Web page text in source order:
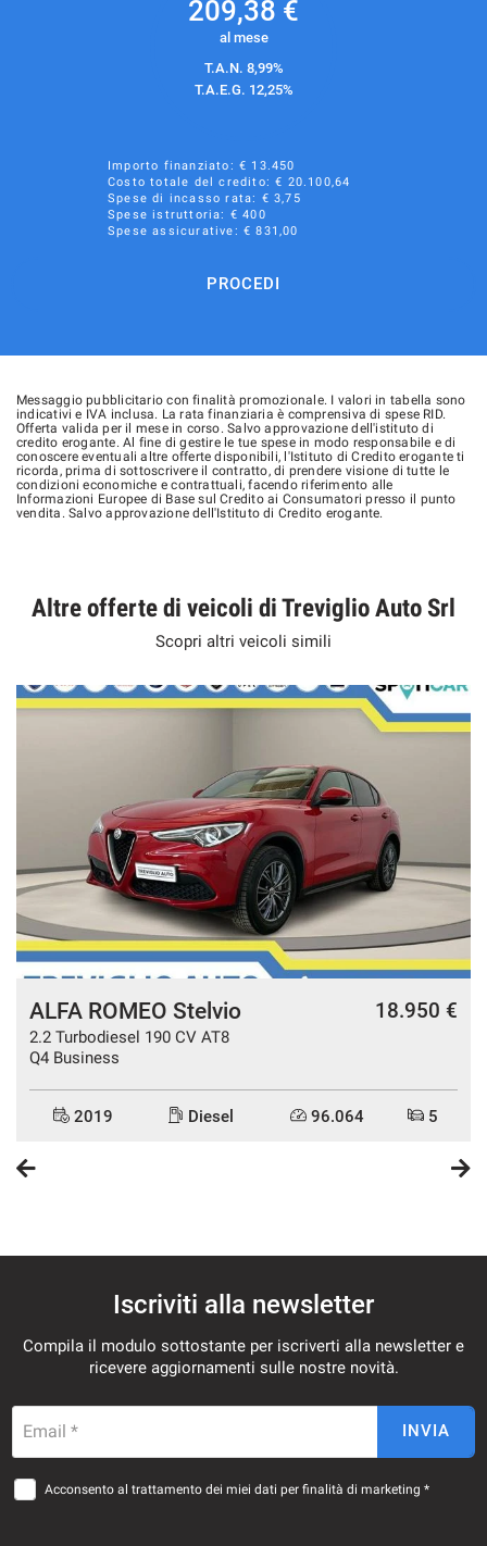
Telecamera per parcheggio assistito
Volante in pelle
Volante multifunzione
209,38 €
al mese
T.A.N. 8,99%
T.A.E.G. 12,25%
Importo finanziato: € 13.450
Costo totale del credito: € 20.100,64
Spese di incasso rata: € 3,75
Spese istruttoria: € 400
Spese assicurative: €831,00
PROCEDI
Messaggio pubblicitario con finalità promozionale. I valori in tabella sono
indicativi e IVA inclusa. La rata finanziaria è comprensiva di spese RID.
Offerta valida per il mese in corso. Salvo approvazione dell'istituto di
credito erogante. Al fine di gestire le tue spese in modo responsabile e di
conoscere eventuali altre offerte disponibili, l'Istituto di Credito erogante ti
ricorda, prima di sottoscrivere il contratto, di prendere visione di tutte le
condizioni economiche e contrattuali, facendo riferimento alle
Informazioni Europee di Base sul Credito ai Consumatori presso il punto
vendita. Salvo approvazione dell'Istituto di Credito erogante.
Altre offerte di veicoli di Treviglio Auto Srl
Scopri altri veicoli simili
ALFA ROMEO Stelvio
2.2 Turbodiesel 190 CV AT8
Q4 Business
18.950 €
2019 Diesel 96.064 5
Iscriviti alla newsletter
Compila il modulo sottostante per iscriverti alla newsletter e
ricevere aggiornamenti sulle nostre novità.
Email * INVIA
Acconsento al trattamento dei miei dati per finalità di marketing *